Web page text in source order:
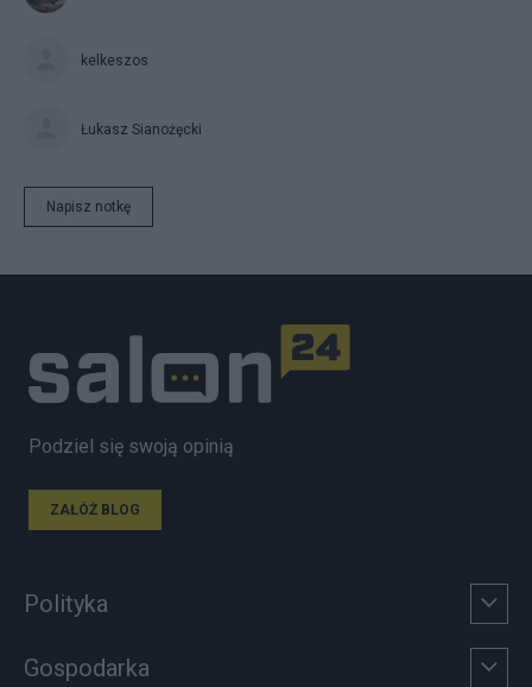
kelkeszos
Łukasz Sianożęcki
Napisz notkę
Podziel się swoją opinią
ZAŁÓŻ BLOG
Polityka
Gospodarka